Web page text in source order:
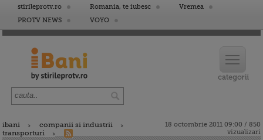
stirileprotv.ro Romania, te iubesc
Vremea
PROTV NEWS
VOYO
ibani
companii si industrii
transporturi
18 octombrie 2011 09:00 / 850
vizualizari